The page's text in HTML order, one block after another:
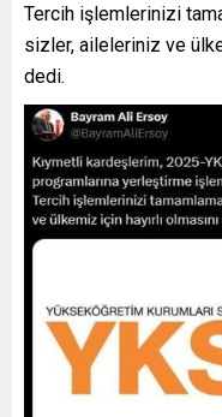
Tercih işlemlerinizi
sizler, aileleriniz ve
dedi.